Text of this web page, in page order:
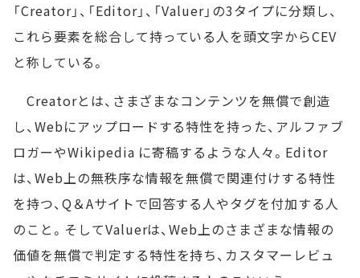
「Creator」、「Editor」、「Valuer」の3タイプに分類し、
これら要素を総合して持っている人を頭文字からCEV
と称している。
Creatorとは、さまざまなコンテンツを無償で創造
し、Webにアップロードする特性を持った、アルファブ
ロガーやWikipedia に寄稿するような人々。Editor
は、Web上の無秩序な情報を無償で関連付けする特性
を持つ、Q＆Aサイトで回答する人やタグを付加する人
のこと。そしてValuerは、Web上のさまざまな情報の
価値を無償で判定する特性を持ち、カスタマーレビュ